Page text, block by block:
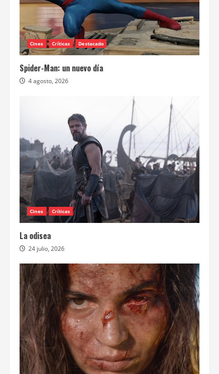
Cines Críticas Destacado
Spider-Man: un nuevo día
4 agosto, 2026
Cines Críticas
La odisea
24 julio, 2026